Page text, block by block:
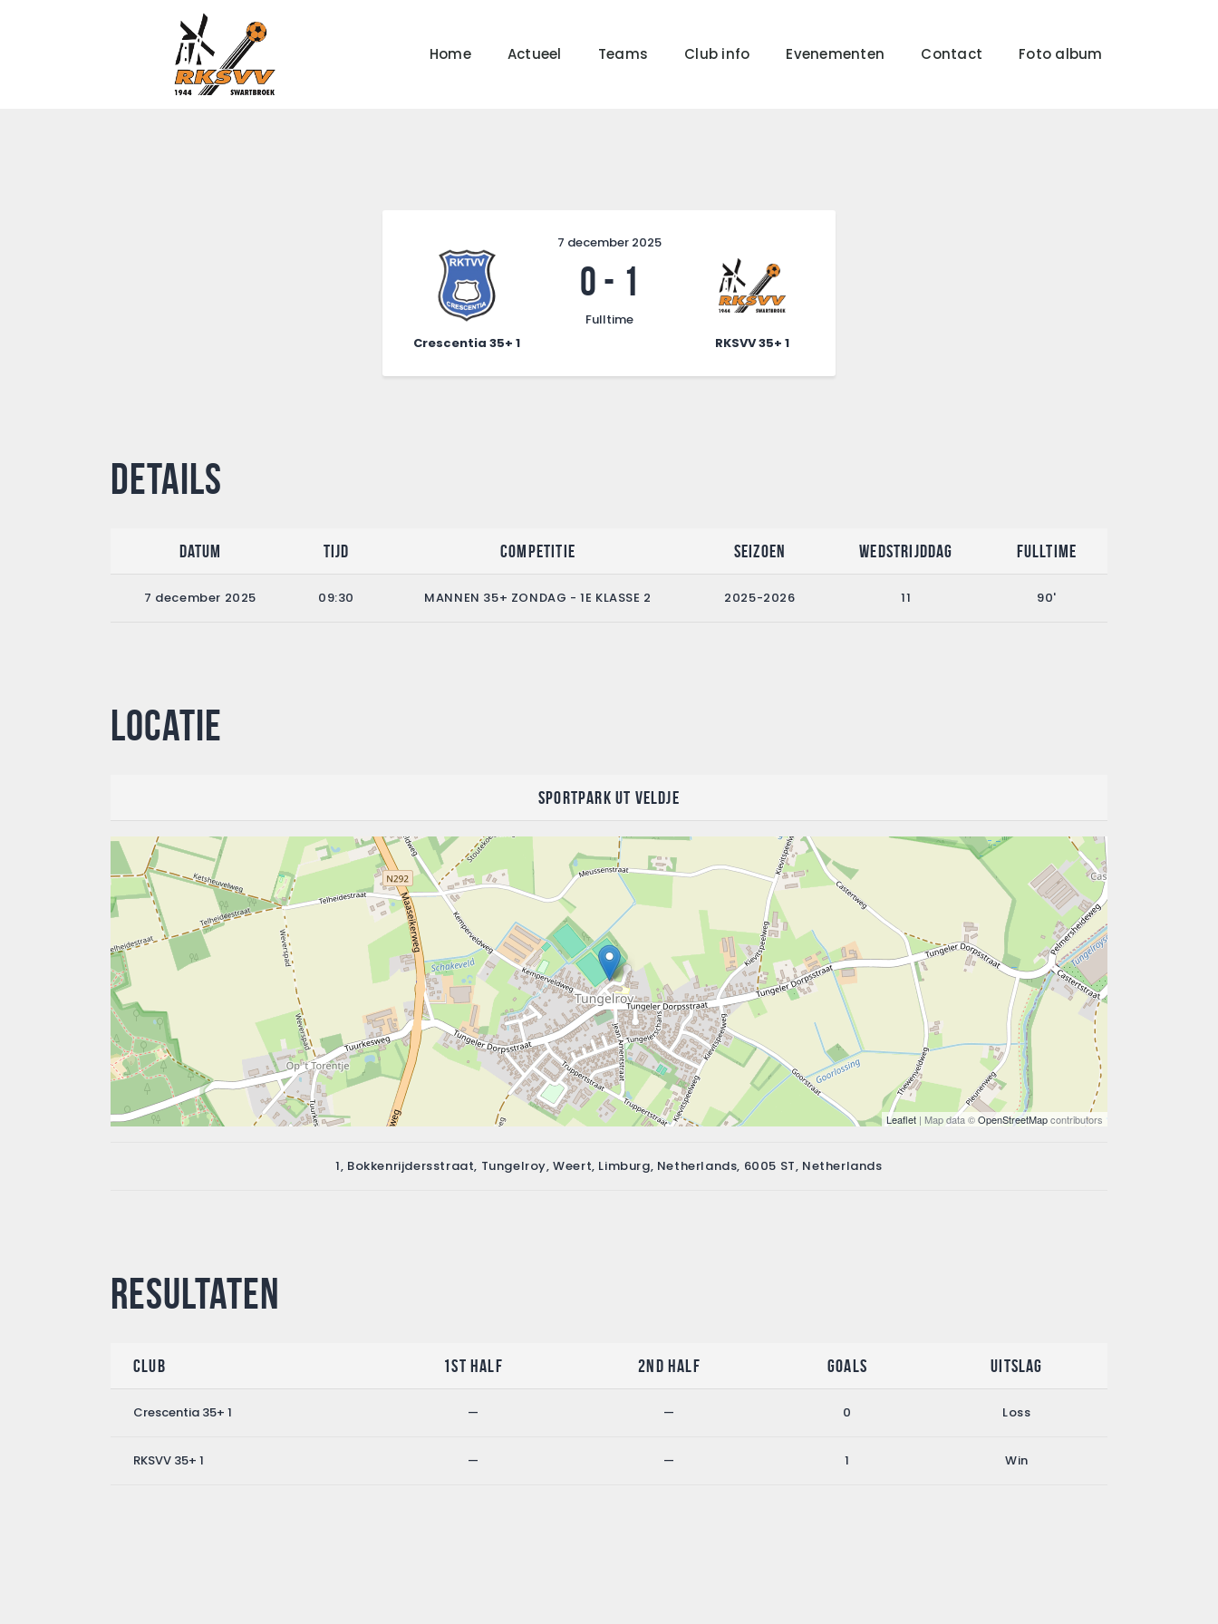
Home Actueel Teams Club info Evenementen Contact Foto album
Actueel
Crescentia 35+ 1 RKSVV 35+ 1
7 december 2025
0 - 1
Fulltime
Details
Datum Tijd Competitie Seizoen Wedstrijddag Fulltime
7 december 2025 09:30 MANNEN 35+ ZONDAG - 1E KLASSE 2 2025-2026 11 90'
Locatie
Sportpark Ut Veldje
Leaflet | Map data ©OpenStreetMapcontributors
1, Bokkenrijdersstraat, Tungelroy, Weert, Limburg, Netherlands, 6005 ST, Netherlands
Resultaten
Club 1st Half 2nd Half Goals Uitslag
Crescentia 35+ 1 — — 0 Loss
RKSVV 35+ 1 — — 1 Win